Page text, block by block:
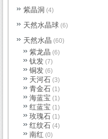
紫晶洞 (4)
天然水晶球 (6)
天然水晶 (60)
紫龙晶 (6)
钛发 (7)
铜发 (6)
天河石 (3)
青金石 (1)
海蓝宝 (1)
红蓝宝 (1)
玫瑰石 (1)
红纹石 (4)
南红 (0)